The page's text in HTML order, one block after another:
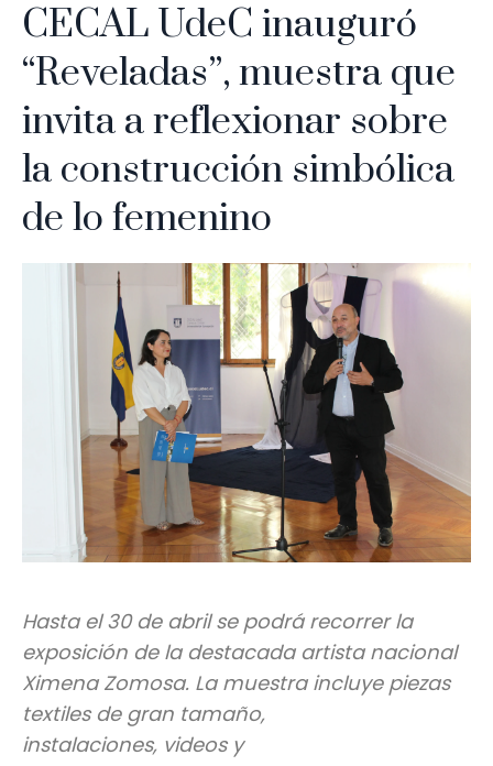
CECAL UdeC inauguró
“Reveladas”, muestra que
invita a reflexionar sobre
la construcción simbólica
de lo femenino
Hasta el 30 de abril se podrá recorrer la
exposición de la destacada artista nacional
Ximena Zomosa. La muestra incluye piezas
textiles de gran tamaño,
instalaciones, videos y